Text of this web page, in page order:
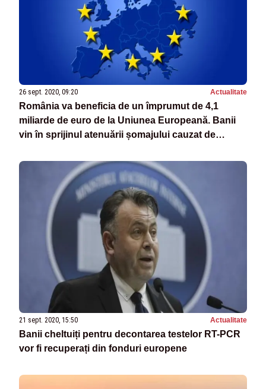
26 sept. 2020, 09:20 Actualitate
România va beneficia de un împrumut de 4,1
miliarde de euro de la Uniunea Europeană. Banii
vin în sprijinul atenuării șomajului cauzat de
21 sept. 2020, 15:50 Actualitate
Banii cheltuiți pentru decontarea testelor RT-PCR
vor fi recuperați din fonduri europene